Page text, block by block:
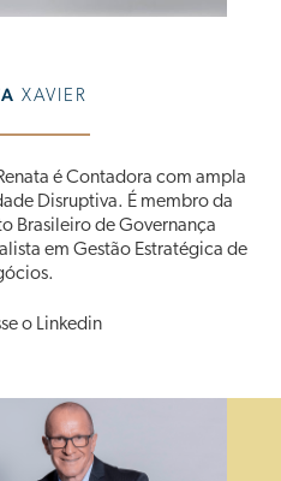
XAVIER
é Contadora com ampla
Disruptiva. É membro da
Brasileiro de Governança
em Gestão Estratégica de
o Linkedin